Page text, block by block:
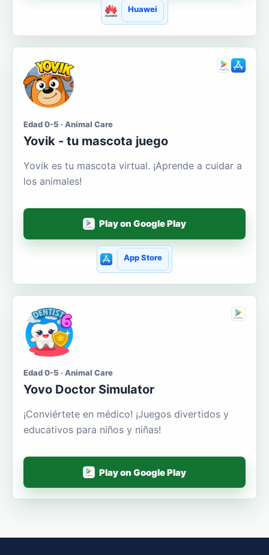
Huawei
Edad 0-5 · Animal Care
Yovik - tu mascota juego
Yovik es tu mascota virtual. ¡Aprende a cuidar a
los animales!
Play on Google Play
App Store
Edad 0-5 · Animal Care
Yovo Doctor Simulator
¡Conviértete en médico! ¡Juegos divertidos y
educativos para niños y niñas!
Play on Google Play